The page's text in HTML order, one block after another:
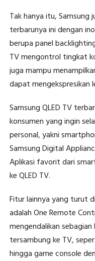
Tak hanya itu, Samsung
terbarunya ini dengan
berupa panel
TV mengontrol tingkat
juga mampu
dapat mengekspresikan
Samsung QLED TV
konsumen yang ingin
personal, yakni
Samsung Digital
Aplikasi favorit dari
ke QLED TV.
Fitur lainnya yang turut
adalah One Remote
mengendalikan
tersambung ke TV,
hingga game console